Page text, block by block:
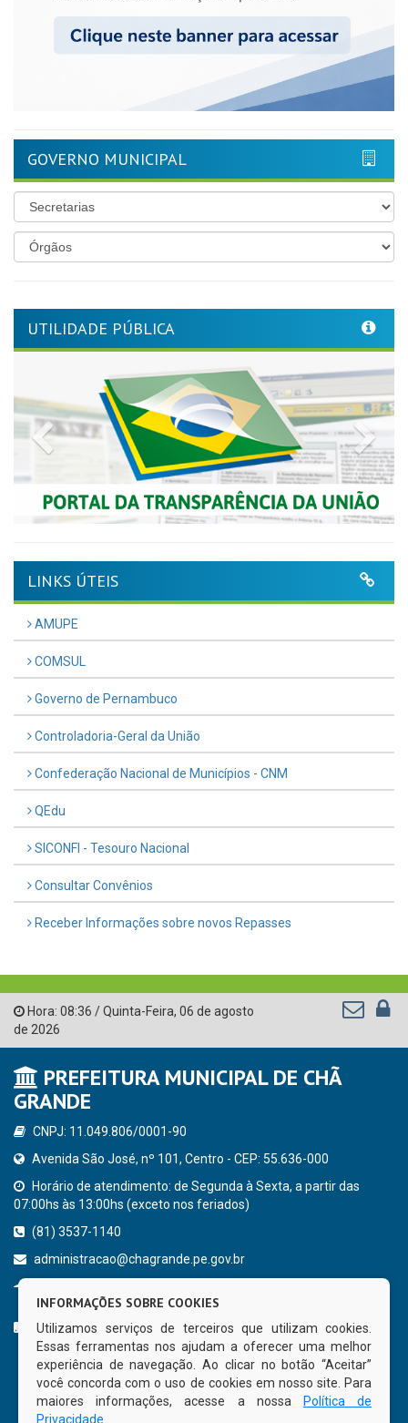
GOVERNO MUNICIPAL
UTILIDADE PÚBLICA
Previous
LINKS ÚTEIS
AMUPE
COMSUL
Governo de Pernambuco
Controladoria-Geral da União
Confederação Nacional de Municípios - CNM
QEdu
SICONFI - Tesouro Nacional
Consultar Convênios
Receber Informações sobre novos Repasses
Hora: 08:36 /Quinta-Feira, 06 de agosto
de 2026
PREFEITURA MUNICIPAL DE CHÃ
GRANDE
CNPJ: 11.049.806/0001-90
Avenida São José, nº 101, Centro - CEP: 55.636-000
Horário de atendimento: de Segunda à Sexta, a partir das
07:00hs às 13:00hs (exceto nos feriados)
(81) 3537-1140
administracao@chagrande.pe.gov.br
CURTA NOSSA FAN PAGE
INFORMAÇÕES SOBRE COOKIES
Utilizamos serviços de terceiros que utilizam cookies.
Essas ferramentas nos ajudam a oferecer uma melhor
experiência de navegação. Ao clicar no botão “Aceitar”
você concorda com o uso de cookies em nosso site. Para
maiores informações, acesse a nossa
Política de
Privacidade